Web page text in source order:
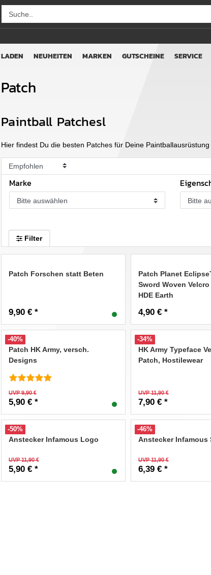
LADEN NEUHEITEN MARKEN GUTSCHEINE SERVICE
Patch
Paintball Patchesl
Hier findest Du die besten Patches für Deine Paintballausrüstung
Marke
Bitte auswählen Bitte
Filter
Patch Forschen statt Beten
9,90 € *
Patch Planet
Sword Woven Velcro
HDE Earth
4,90 € *
-40%
Patch HK Army, versch.
Designs
UVP 9,90 €
5,90 € *
-34%
HK Army Typeface
Patch, Hostilewear
UVP 11,90 €
7,90 € *
-50%
Anstecker Infamous Logo
UVP 11,90 €
5,90 € *
-46%
Anstecker Infamous
UVP 11,90 €
6,39 € *